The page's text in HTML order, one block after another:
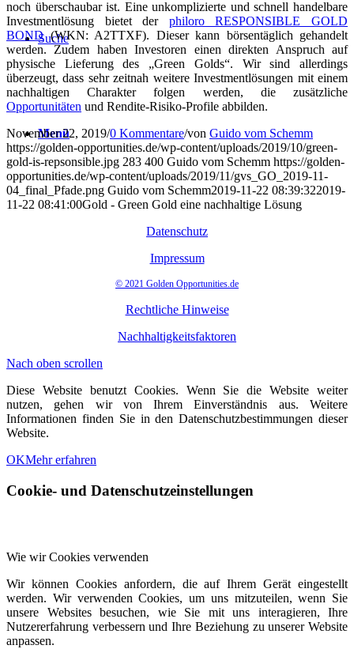
Suche
Menü
noch überschaubar ist. Eine unkomplizierte und schnell handelbare
Investmentlösung bietet der philoro RESPONSIBLE GOLD
BOND(WKN: A2TTXF). Dieser kann börsentäglich gehandelt
werden. Zudem haben Investoren einen direkten Anspruch auf
physische Lieferung des „Green Golds“. Wir sind allerdings
überzeugt, dass sehr zeitnah weitere Investmentlösungen mit einem
nachhaltigen Charakter folgen werden, die zusätzliche
Opportunitäten und Rendite-Risiko-Profile abbilden.
November 22, 2019/0 Kommentare/von Guido vom Schemm
https://golden-opportunities.de/wp-content/uploads/2019/10/green-
gold-is-repsonsible.jpg 283 400 Guido vom Schemm https://golden-
opportunities.de/wp-content/uploads/2019/11/gvs_GO_2019-11-
04_final_Pfade.png Guido vom Schemm2019-11-22 08:39:322019-
11-22 08:41:00Gold - Green Gold eine nachhaltige Lösung
Datenschutz
Impressum
© 2021 Golden Opportunities.de
Rechtliche Hinweise
Nachhaltigkeitsfaktoren
Nach oben scrollen
Diese Website benutzt Cookies. Wenn Sie die Website weiter
nutzen, gehen wir von Ihrem Einverständnis aus. Weitere
Informationen finden Sie in den Datenschutzbestimmungen dieser
Website.
OKMehr erfahren
Cookie- und Datenschutzeinstellungen
Wie wir Cookies verwenden
Wir können Cookies anfordern, die auf Ihrem Gerät eingestellt
werden. Wir verwenden Cookies, um uns mitzuteilen, wenn Sie
unsere Websites besuchen, wie Sie mit uns interagieren, Ihre
Nutzererfahrung verbessern und Ihre Beziehung zu unserer Website
anpassen.